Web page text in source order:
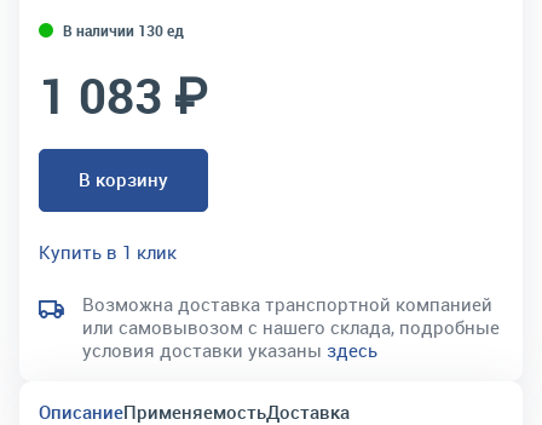
В наличии 130 ед
1 083 ₽
В корзину
Купить в 1 клик
Возможна доставка транспортной компанией
или самовывозом с нашего склада, подробные
условия доставки указаны здесь
ОписаниеПрименяемостьДоставка